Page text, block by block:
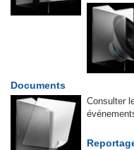
Documents
Consulter